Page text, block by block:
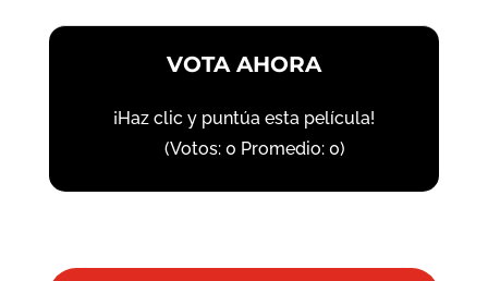
VOTA AHORA
¡Haz clic y puntúa esta película!
(Votos: 0 Promedio: 0)